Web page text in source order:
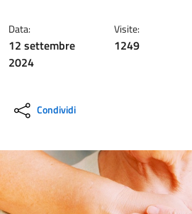
Data:
12 settembre
2024
Visite:
1249
Condividi